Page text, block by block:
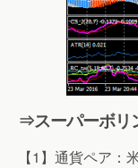
⇒スーパーボリ
【1】通貨ペア：